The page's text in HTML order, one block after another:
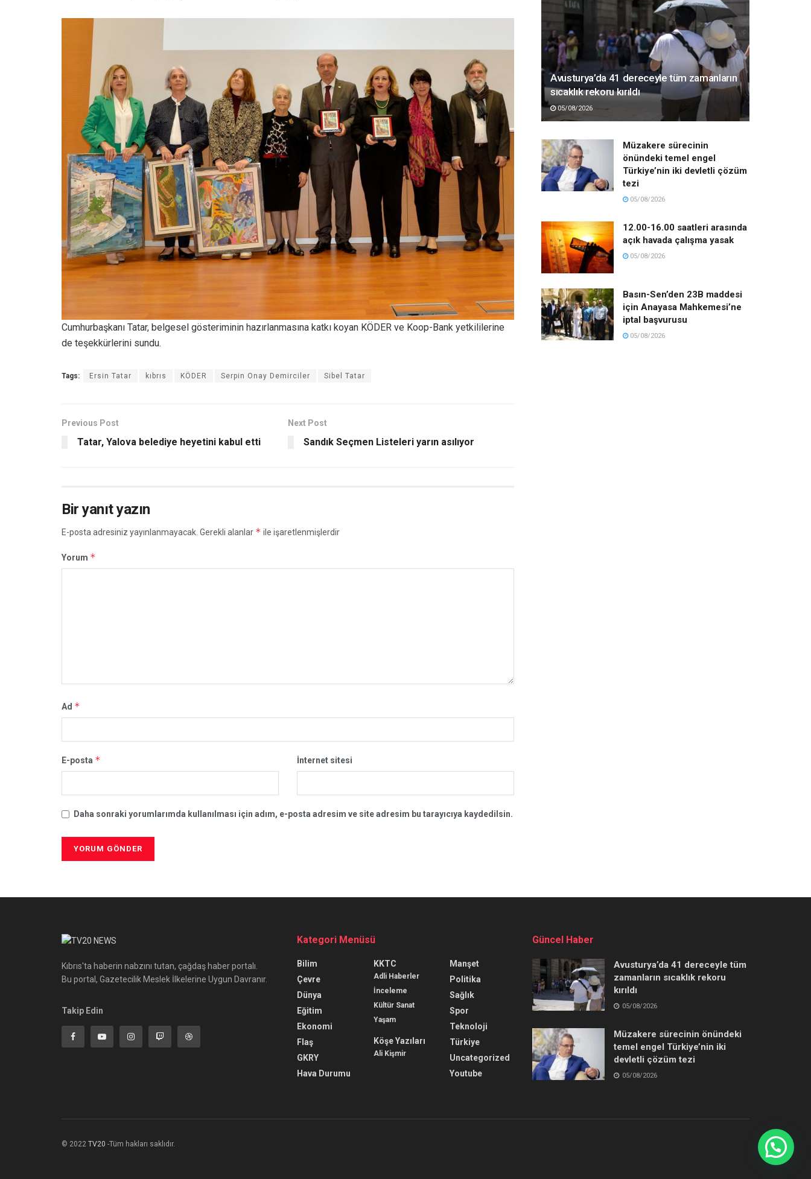
Cumhurbaşkanı Tatar, belgesel gösteriminin hazırlanmasına katkı koyan KÖDER ve Koop-Bank yetkililerine
de teşekkürlerini sundu.
Tags: Ersin Tatar kıbrıs KÖDER Serpin Onay Demirciler Sibel Tatar
Previous Post
Tatar, Yalova belediye heyetini kabul etti
Next Post
Sandık Seçmen Listeleri yarın asılıyor
Bir yanıt yazın
E-posta adresiniz yayınlanmayacak. Gerekli alanlar * ile işaretlenmişlerdir
Yorum *
Ad *
E-posta * İnternet sitesi
Daha sonraki yorumlarımda kullanılması için adım, e-posta adresim ve site adresim bu tarayıcıya kaydedilsin.
Avusturya’da 41 dereceyle tüm zamanların
sıcaklık rekoru kırıldı
05/08/2026
Müzakere sürecinin
önündeki temel engel
Türkiye’nin iki devletli çözüm
tezi
05/08/2026
12.00-16.00 saatleri arasında
açık havada çalışma yasak
05/08/2026
Basın-Sen’den 23B maddesi
için Anayasa Mahkemesi’ne
iptal başvurusu
05/08/2026
Kıbrıs'ta haberin nabzını tutan, çağdaş haber portalı.
Bu portal, Gazetecilik Meslek İlkelerine Uygun Davranır.
Takip Edin
Kategori Menüsü
Bilim
Çevre
Dünya
Eğitim
Ekonomi
Flaş
GKRY
Hava Durumu
KKTC
Adli Haberler
İnceleme
Kültür Sanat
Yaşam
Köşe Yazıları
Ali Kişmir
Manşet
Politika
Sağlık
Spor
Teknoloji
Türkiye
Uncategorized
Youtube
Güncel Haber
Avusturya’da 41 dereceyle tüm
zamanların sıcaklık rekoru
kırıldı
05/08/2026
Müzakere sürecinin önündeki
temel engel Türkiye’nin iki
devletli çözüm tezi
05/08/2026
© 2022 TV20 -Tüm hakları saklıdır.